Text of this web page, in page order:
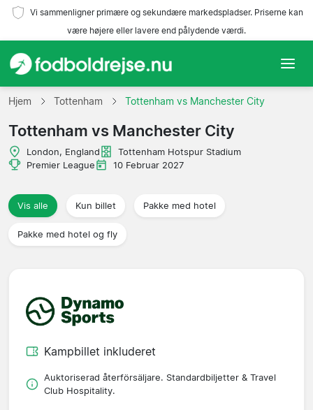
Vi sammenligner primære og sekundære markedspladser. Priserne kan
være højere eller lavere end pålydende værdi.
Hjem
Hold
Ligaer
Rejsebureauer
Hjem Tottenham Tottenham vs Manchester City
Tottenham vs Manchester City
London, England
Tottenham Hotspur Stadium
Premier League
10 Februar 2027
Vis alle Kun billet Pakke med hotel
Pakke med hotel og fly
Kampbillet inkluderet
Auktoriserad återförsäljare. Standardbiljetter & Travel
Club Hospitality.